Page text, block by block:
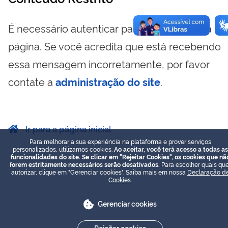
É necessário autenticar para visualizar essa
página. Se você acredita que está recebendo
essa mensagem incorretamente, por favor
contate a administração do site.
Ir para a página inicial
Para melhorar a sua experiência na plataforma e prover serviços
personalizados, utilizamos cookies. Ao aceitar, você terá acesso a todas as
funcionalidades do site. Se clicar em "Rejeitar Cookies", os cookies que
forem estritamente necessários serão desativados. Para escolher quais
autorizar, clique em "Gerenciar cookies". Saiba mais em nossa Declaração
Cookies
Gerenciar cookies